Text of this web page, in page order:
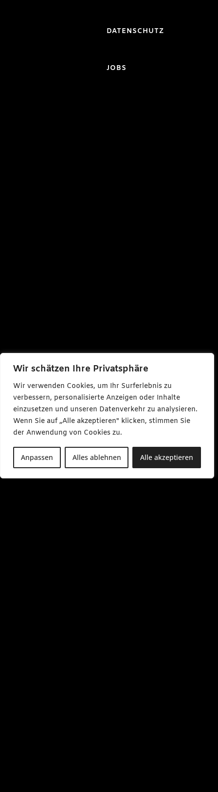
Wir schätzen Ihre Privatsphäre
Wir verwenden Cookies, um Ihr Surferlebnis zu
verbessern, personalisierte Anzeigen oder Inhalte
einzusetzen und unseren Datenverkehr zu analysieren.
Wenn Sie auf „Alle akzeptieren" klicken, stimmen Sie
der Anwendung von Cookies zu.
Anpassen Alles ablehnen Alle akzeptieren
DATENSCHUTZ
JOBS